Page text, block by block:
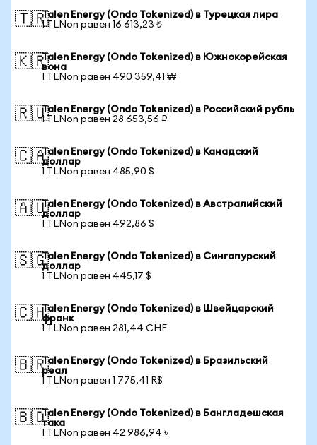
🇹🇷Talen Energy (Ondo Tokenized) в Турецкая лира
1 TLNon равен 16 613,23 ₺
🇰🇷Talen Energy (Ondo Tokenized) в Южнокорейская
вона
1 TLNon равен 490 359,41 ₩
🇷🇺Talen Energy (Ondo Tokenized) в Российский рубль
1 TLNon равен 28 653,56 ₽
🇨🇦Talen Energy (Ondo Tokenized) в Канадский
доллар
1 TLNon равен 485,90 $
🇦🇺Talen Energy (Ondo Tokenized) в Австралийский
доллар
1 TLNon равен 492,86 $
🇸🇬Talen Energy (Ondo Tokenized) в Сингапурский
доллар
1 TLNon равен 445,17 $
🇨🇭Talen Energy (Ondo Tokenized) в Швейцарский
франк
1 TLNon равен 281,44 CHF
🇧🇷Talen Energy (Ondo Tokenized) в Бразильский
реал
1 TLNon равен 1 775,41 R$
🇧🇩Talen Energy (Ondo Tokenized) в Бангладешская
така
1 TLNon равен 42 986,94 ৳